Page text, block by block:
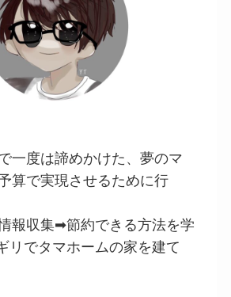
一度は諦めかけた、夢のマ
算で実現させるために行
報収集➡節約できる方法を学
リでタマホームの家を建て